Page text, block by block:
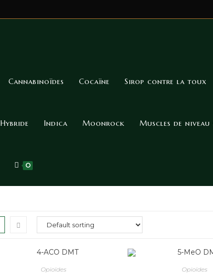
Cannabinoïdes Cocaïne Sirop contre la toux
Hybride Indica Moonrock Muscles de niveau
0
Opioïdes Opioïdes